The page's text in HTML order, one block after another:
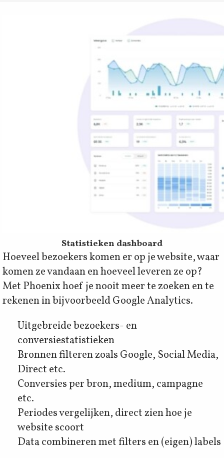
Statistieken dashboard
Hoeveel bezoekers komen er op je website, waar
komen ze vandaan en hoeveel leveren ze op?
Met Phoenix hoef je nooit meer te zoeken en te
rekenen in bijvoorbeeld Google Analytics.
Uitgebreide bezoekers- en
conversiestatistieken
Bronnen filteren zoals Google, Social Media,
Direct etc.
Conversies per bron, medium, campagne
etc.
Periodes vergelijken, direct zien hoe je
website scoort
Data combineren met filters en (eigen) labels